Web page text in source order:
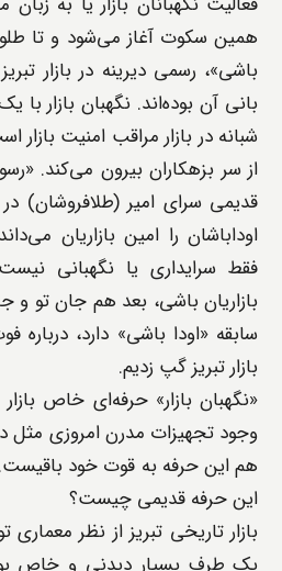
همین سکوت آغاز می‌شود و تا طلوع
باشی»، رسمی دیرینه در بازار
بانی آن بوده‌اند. نگهبان
شبانه در بازار مراقب امنیت
از سر بزهکاران بیرون می‌کند.
قدیمی سرای امیر (طلافروشان) در
اوداباشان را امین بازاریان
فقط سرایداری یا نگهبانی
بازاریان باشی، بعد هم جان تو و
سابقه «اودا باشی» دارد،
بازار تبریز گپ زدیم.
«نگهبان بازار» حرفه‌ای خاص
وجود تجهیزات مدرن امروزی مثل
هم این حرفه به قوت خود باقیست.
این حرفه قدیمی چیست؟
بازار تاریخی تبریز از نظر